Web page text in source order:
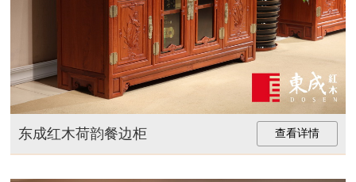
东成红木荷韵餐边柜 查看详情